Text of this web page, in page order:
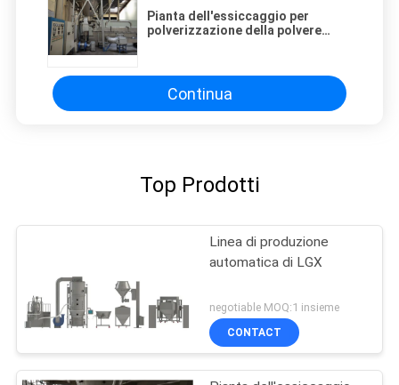
Pianta dell'essiccaggio per
polverizzazione della polvere
Continua
Top Prodotti
Linea di produzione
automatica di LGX
negotiable MOQ:1 insieme
CONTACT